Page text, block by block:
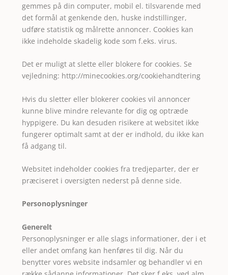
gemmes på din computer, mobil el. tilsvarende med
det formål at genkende den, huske indstillinger,
udføre statistik og målrette annoncer. Cookies kan
ikke indeholde skadelig kode som f.eks. virus.
Det er muligt at slette eller blokere for cookies. Se
vejledning: http://minecookies.org/cookiehandtering
Hvis du sletter eller blokerer cookies vil annoncer
kunne blive mindre relevante for dig og optræde
hyppigere. Du kan desuden risikere at websitet ikke
fungerer optimalt samt at der er indhold, du ikke kan
få adgang til.
Websitet indeholder cookies fra tredjeparter, der er
præciseret i oversigten nederst på denne side.
Personoplysninger
Generelt
Personoplysninger er alle slags informationer, der i et
eller andet omfang kan henføres til dig. Når du
benytter vores website indsamler og behandler vi en